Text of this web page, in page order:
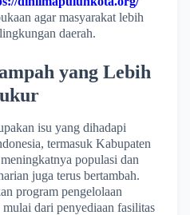
agar masyarakat lebih
daerah.
yang Lebih
isu yang dihadapi
termasuk Kabupaten
populasi dan
juga terus bertambah.
program pengelolaan
dari penyediaan fasilitas